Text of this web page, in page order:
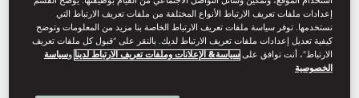
View All
CAFÉ ZI
إعدادات ملفات تعريف الارتباط الأنواع المختلفة من ملفات تعريف الارتباط التي
نستخدمها. توفر سياسة ملفات تعريف الارتباط الخاصة بنا مزيد من المعلومات وتوضح
كيفية تعديل إعدادات ملفات تعريف الارتباط لديك. بالنقر على “قبول كل ملفات تعريف
الارتباط”، أنت توافق علىسياسة& الإعلانات وملفات تعريف الارتباط لدينا وسياسة
الخصوصية